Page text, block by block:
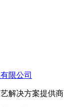
解决方案提供商